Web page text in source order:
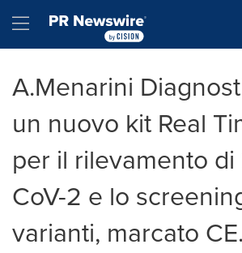
Hamburger menu
A.Menarini
un nuovo kit Real
per il rilevamento di
CoV-2 e lo
varianti, marcato CE.